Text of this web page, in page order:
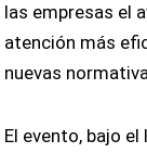
las empresas el
atención más
nuevas
El evento, bajo